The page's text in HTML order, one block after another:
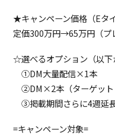
★キャンペーン価格（Eタ
定価300万円→65万円（プ
☆選べるオプション（以下
①DM大量配信×1本
②DM×2本（ターゲット
③掲載期間さらに4週延
=キャンペーン対象=